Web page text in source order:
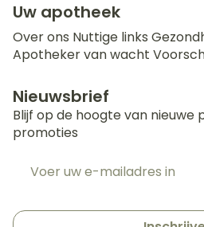
Uw apotheek
Over ons Nuttige links
Apotheker van wacht
Nieuwsbrief
Blijf op de hoogte van nieuwe
promoties